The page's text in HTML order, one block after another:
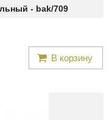
- bak/709
В корзину